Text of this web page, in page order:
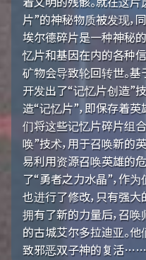
片”的神秘物质被发现，
埃尔德碎片是一种神秘
忆片和基因在内的各种
矿物会导致轮回转世。
开发出了“记忆片创造”
造“记忆片”，即保存着英
们将这些记忆片碎片组
唤”技术，用于召唤新的
易利用资源召唤英雄的
了“勇者之力水晶”，作
也进行了修改，只有强
拥有了新的力量后，召
的古城艾尔多拉迪亚。
致邪恶双子神的复活……